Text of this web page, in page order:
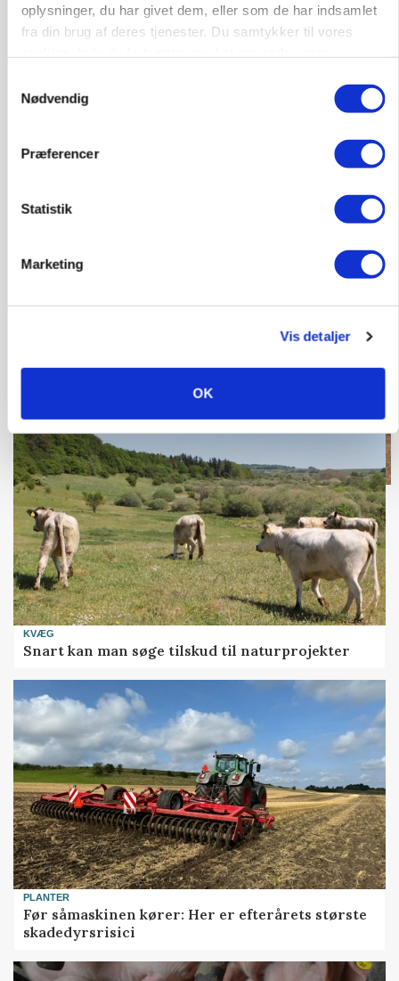
oplysninger, du har givet dem, eller som de har indsamlet
fra din brug af deres tjenester. Du samtykker til vores
Nødvendig
Præferencer
Statistik
Marketing
Vis detaljer
OK
POLITIK
gødskningslov
Folketinget behandler ny gødskningslov: Sådan
Loading...
KVÆG
Snart kan man søge tilskud til naturprojekter
PLANTER
Før såmaskinen kører: Her er efterårets største
skadedyrsrisici